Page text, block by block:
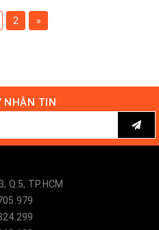
2 »
NHẬN TIN
Q.5, TP.HCM